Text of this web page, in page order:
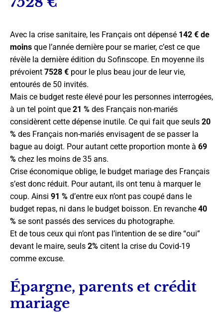
Avec la crise sanitaire, les Français ont dépensé 142 € de
moins que l’année dernière pour se marier, c’est ce que
révèle la dernière édition du Sofinscope. En moyenne ils
prévoient 7528 € pour le plus beau jour de leur vie,
entourés de 50 invités.
Mais ce budget reste élevé pour les personnes interrogées,
à un tel point que 21 % des Français non-mariés
considèrent cette dépense inutile. Ce qui fait que seuls 20
% des Français non-mariés envisagent de se passer la
bague au doigt. Pour autant cette proportion monte à 69
% chez les moins de 35 ans.
Crise économique oblige, le budget mariage des Français
s’est donc réduit. Pour autant, ils ont tenu à marquer le
coup. Ainsi 91 % d’entre eux n’ont pas coupé dans le
budget repas, ni dans le budget boisson. En revanche 40
% se sont passés des services du photographe.
Et de tous ceux qui n’ont pas l’intention de se dire “oui”
devant le maire, seuls 2% citent la crise du Covid-19
comme excuse.
Épargne, parents et crédit
mariage